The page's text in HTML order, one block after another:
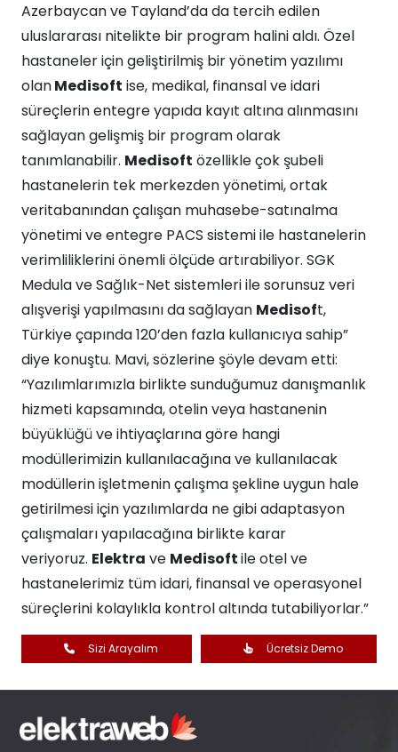
Azerbaycan ve Tayland’da da tercih edilen
uluslararası nitelikte bir program halini aldı. Özel
hastaneler için geliştirilmiş bir yönetim yazılımı
olanMedisoft ise, medikal, finansal ve idari
süreçlerin entegre yapıda kayıt altına alınmasını
sağlayan gelişmiş bir program olarak
tanımlanabilir. Medisoft özellikle çok şubeli
hastanelerin tek merkezden yönetimi, ortak
veritabanından çalışan muhasebe-satınalma
yönetimi ve entegre PACS sistemi ile hastanelerin
verimliliklerini önemli ölçüde artırabiliyor. SGK
Medula ve Sağlık-Net sistemleri ile sorunsuz veri
alışverişi yapılmasını da sağlayan Medisoft,
Türkiye çapında 120’den fazla kullanıcıya sahip”
diye konuştu. Mavi, sözlerine şöyle devam etti:
“Yazılımlarımızla birlikte sunduğumuz danışmanlık
hizmeti kapsamında, otelin veya hastanenin
büyüklüğü ve ihtiyaçlarına göre hangi
modüllerimizin kullanılacağına ve kullanılacak
modüllerin işletmenin çalışma şekline uygun hale
getirilmesi için yazılımlarda ne gibi adaptasyon
çalışmaları yapılacağına birlikte karar
veriyoruz. Elektra ve Medisoftile otel ve
hastanelerimiz tüm idari, finansal ve operasyonel
süreçlerini kolaylıkla kontrol altında tutabiliyorlar.”
Sizi Arayalım Ücretsiz Demo